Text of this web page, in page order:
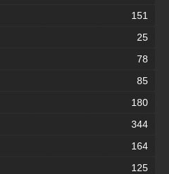
151
25
78
85
180
344
164
125